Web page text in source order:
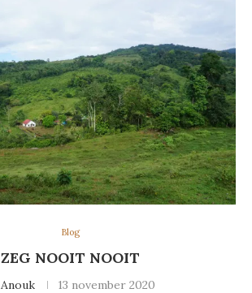
Blog
ZEG NOOIT NOOIT
Anouk 13 november 2020